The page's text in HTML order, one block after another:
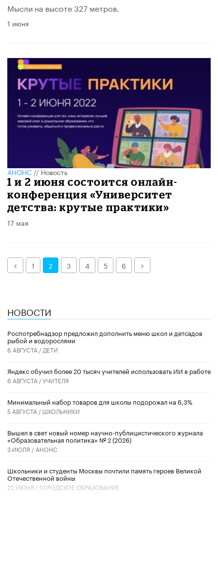
Мысли на высоте 327 метров.
1 июня
АНОНС//Новость
1 и 2 июня состоится онлайн-
конференция «Университет
детства: крутые практики»
17 мая
Назад1 2 3 4 5 6 Далее
НОВОСТИ
Роспотребнадзор предложил дополнить меню школ и детсадов
рыбой и водорослями
6 АВГУСТА / ДЕТИ
​Яндекс обучил более 20 тысяч учителей использовать ИИ в работе
6 АВГУСТА /УЧИТЕЛЯ
Минимальный набор товаров для школы подорожал на 6,3%
5 АВГУСТА / ШКОЛЬНИКИ
Вышел в свет новый номер научно-публицистического журнала
«Образовательная политика» № 2 (2026)
3 ИЮЛЯ / АНОНС
Школьники и студенты Москвы почтили память героев Великой
Отечественной войны
22 ИЮНЯ / ГОРОДСКОЕ ОБРАЗОВАНИЕ